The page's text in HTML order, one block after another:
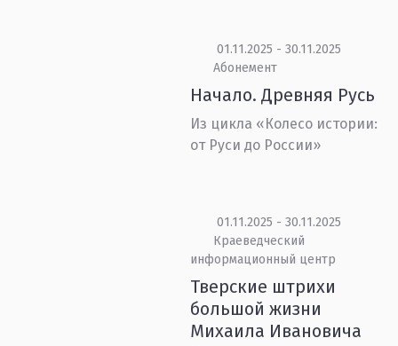
01.11.2025 - 30.11.2025
Абонемент
Начало. Древняя Русь
Из цикла «Колесо истории:
от Руси до России»
01.11.2025 - 30.11.2025
Краеведческий
информационный центр
Тверские штрихи
большой жизни
Михаила Ивановича